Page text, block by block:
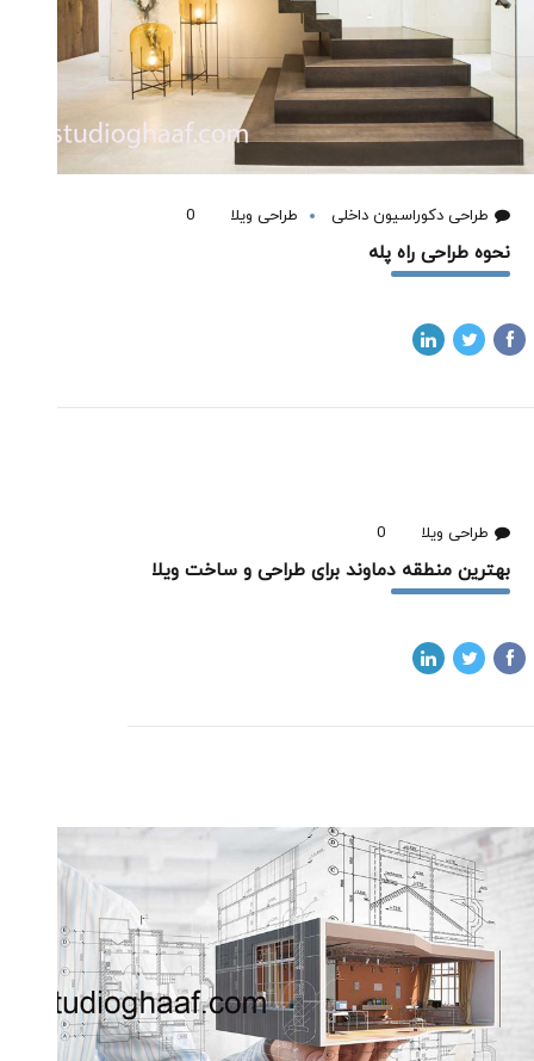
طراحی دکوراسیون داخلی طراحی ویلا 0
نحوه طراحی راه پله
طراحی ویلا 0
بهترین منطقه دماوند برای طراحی و ساخت ویلا